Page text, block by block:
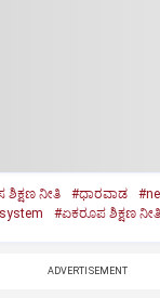
ಶಿಕ್ಷಣ ನೀತಿ #ಧಾರವಾಡ
#ಏಕರೂಪ ಶಿಕ್ಷಣ ನೀತಿ
ADVERTISEMENT